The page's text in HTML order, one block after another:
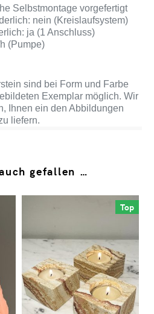
Selbstmontage vorgefertigt
nein (Kreislaufsystem)
ja (1 Anschluss)
(Pumpe)
sind bei Form und Farbe
Exemplar möglich. Wir
Ihnen ein den Abbildungen
liefern.
gefallen …
Top